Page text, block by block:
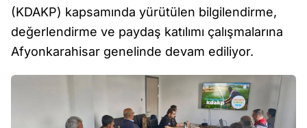
(KDAKP) kapsamında yürütülen bilgilendirme,
değerlendirme ve paydaş katılımı çalışmalarına
Afyonkarahisar genelinde devam ediliyor.